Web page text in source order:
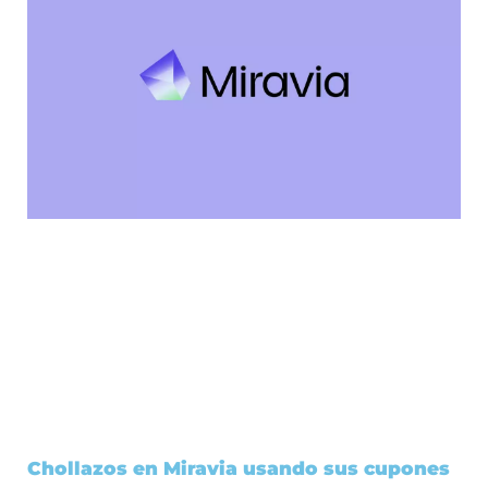
Chollazos en Miravia usando sus cupones